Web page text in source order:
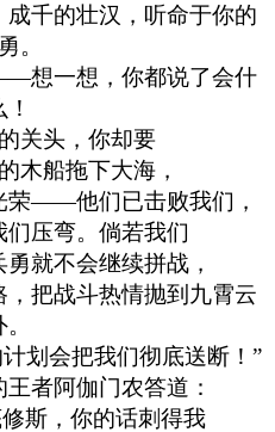
千的壮汉，听命于你的
。
想一想，你都说了会什
关头，你却要
木船拖下大海，
荣——他们已击败我们，
压弯。倘若我们
就不会继续拼战，
把战斗热情抛到九霄云
划会把我们彻底送断！”
者阿伽门农答道：
斯，你的话刺得我